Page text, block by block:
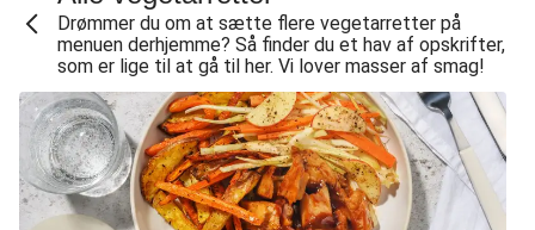
Drømmer du om at sætte flere vegetarretter på
menuen derhjemme? Så finder du et hav af opskrifter,
som er lige til at gå til her. Vi lover masser af smag!